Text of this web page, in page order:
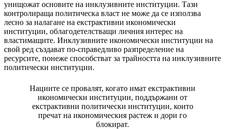
унищожат основите на инклузивните институции. Тази
контролираща политическа власт не може да се използва
лесно за налагане на екстрактивни икономически
институции, облагодетелстващи личния интерес на
властимащите. Инклузивните икономически институции на
свой ред създават по-справедливо разпределение на
ресурсите, понеже способстват за трайността на инклузивните
политически институции.
Нациите се провалят, когато имат екстрактивни
икономически институции, поддържани от
екстрактивни политически институции, които
пречат на икономическия растеж и дори го
блокират.